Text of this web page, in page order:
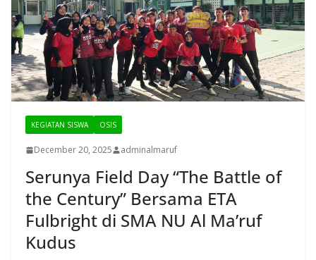
KEGIATAN SISWA OSIS
December 20, 2025 adminalmaruf
Serunya Field Day “The Battle of
the Century” Bersama ETA
Fulbright di SMA NU Al Ma’ruf
Kudus